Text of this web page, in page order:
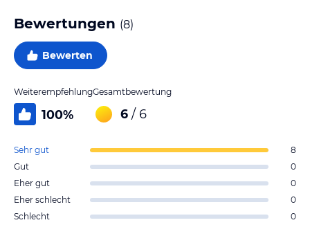
Bewertungen (8)
Bewerten
Weiterempfehlung
100%
Gesamtbewertung
6 / 6
Sehr gut
8
Gut
0
Eher gut
0
Eher schlecht
0
Schlecht
0